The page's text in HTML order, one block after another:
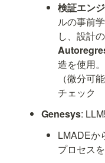
検証エン
ルの事前
し、設計
造を使用
（微分可
チェック
Genesys:
LMADEか
プロセス